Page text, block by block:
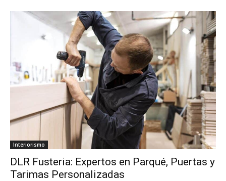
Interiorismo
DLR Fusteria: Expertos en Parqué, Puertas y
Tarimas Personalizadas